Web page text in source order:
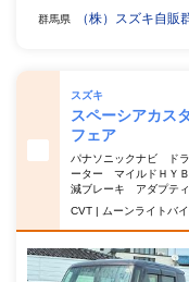
群馬県 （株）スズキ自
スズキ
スペーシアカ
フェア
パナソニックナビ ド
ーター マイルドＨＹ
減ブレーキ アダプテ
CVT | ムーンライトバ